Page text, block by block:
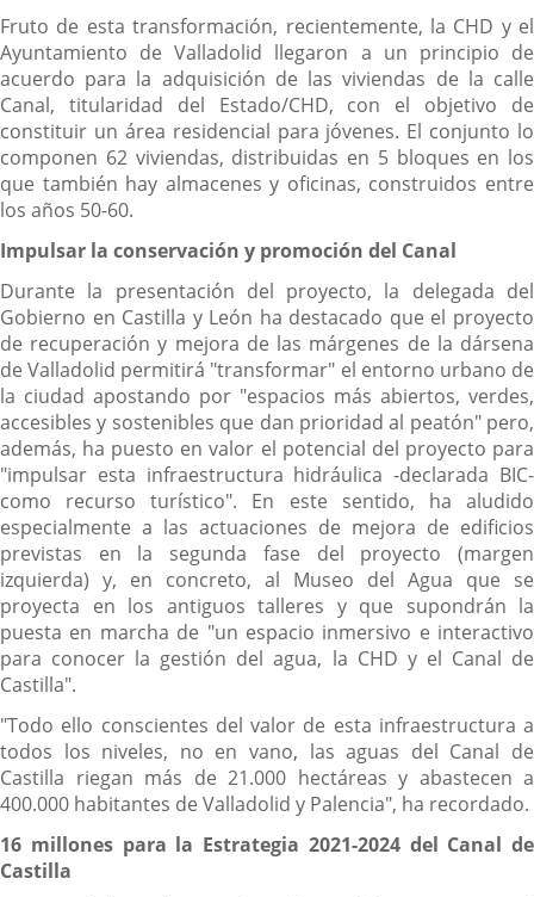
Fruto de esta transformación, recientemente, la CHD y el
Ayuntamiento de Valladolid llegaron a un principio de
acuerdo para la adquisición de las viviendas de la calle
Canal, titularidad del Estado/CHD, con el objetivo de
constituir un área residencial para jóvenes. El conjunto lo
componen 62 viviendas, distribuidas en 5 bloques en los
que también hay almacenes y oficinas, construidos entre
los años 50-60.
Impulsar la conservación y promoción del Canal
Durante la presentación del proyecto, la delegada del
Gobierno en Castilla y León ha destacado que el proyecto
de recuperación y mejora de las márgenes de la dársena
de Valladolid permitirá "transformar" el entorno urbano de
la ciudad apostando por "espacios más abiertos, verdes,
accesibles y sostenibles que dan prioridad al peatón" pero,
además, ha puesto en valor el potencial del proyecto para
"impulsar esta infraestructura hidráulica -declarada BIC-
como recurso turístico". En este sentido, ha aludido
especialmente a las actuaciones de mejora de edificios
previstas en la segunda fase del proyecto (margen
izquierda) y, en concreto, al Museo del Agua que se
proyecta en los antiguos talleres y que supondrán la
puesta en marcha de "un espacio inmersivo e interactivo
para conocer la gestión del agua, la CHD y el Canal de
Castilla".
"Todo ello conscientes del valor de esta infraestructura a
todos los niveles, no en vano, las aguas del Canal de
Castilla riegan más de 21.000 hectáreas y abastecen a
400.000 habitantes de Valladolid y Palencia", ha recordado.
16 millones para la Estrategia 2021-2024 del Canal de
Castilla